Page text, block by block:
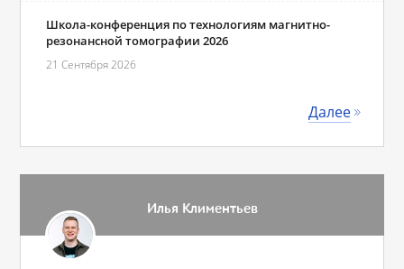
Школа-конференция по технологиям магнитно-
резонансной томографии 2026
21 Сентября 2026
Далее
Илья Климентьев